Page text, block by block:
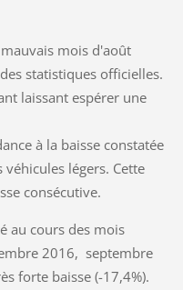
mois d'août
statistiques officielles.
laissant espérer une
à la baisse constatée
légers. Cette
consécutive.
au cours des mois
2016, septembre
forte baisse (-17,4%).